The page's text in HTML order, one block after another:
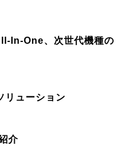
In-One、次世代機種の
リューション
介